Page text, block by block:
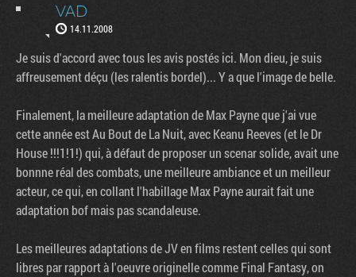
VAD
14.11.2008
Je suis d'accord avec tous les avis postés ici. Mon dieu, je suis
affreusement déçu (les ralentis bordel)... Y a que l'image de belle.
Finalement, la meilleure adaptation de Max Payne que j'ai vue
cette année est Au Bout de La Nuit, avec Keanu Reeves (et le Dr
House !!!1!1!) qui, à défaut de proposer un scenar solide, avait une
bonnne réal des combats, une meilleure ambiance et un meilleur
acteur, ce qui, en collant l'habillage Max Payne aurait fait une
adaptation bof mais pas scandaleuse.
Les meilleures adaptations de JV en films restent celles qui sont
libres par rapport à l'oeuvre originelle comme Final Fantasy, on